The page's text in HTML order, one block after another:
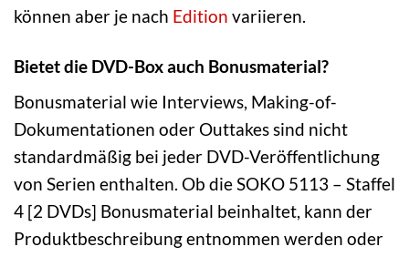
können aber je nach Edition variieren.
Bietet die DVD-Box auch Bonusmaterial?
Bonusmaterial wie Interviews, Making-of-
Dokumentationen oder Outtakes sind nicht
standardmäßig bei jeder DVD-Veröffentlichung
von Serien enthalten. Ob die SOKO 5113 – Staffel
4 [2 DVDs] Bonusmaterial beinhaltet, kann der
Produktbeschreibung entnommen werden oder